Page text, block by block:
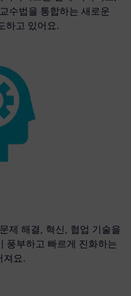
수법을 통합하는 새로운
하고 있어요.
제 해결, 혁신, 협업 기술을
풍부하고 빠르게 진화하는
져요.